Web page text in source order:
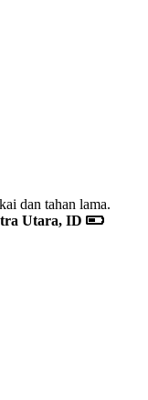
dan tahan lama.
Utara, ID